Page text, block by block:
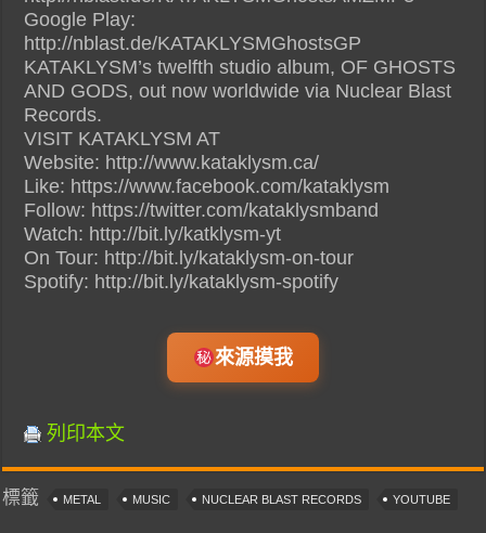
Google Play:
http://nblast.de/KATAKLYSMGhostsGP
KATAKLYSM’s twelfth studio album, OF GHOSTS
AND GODS, out now worldwide via Nuclear Blast
Records.
VISIT KATAKLYSM AT
Website: http://www.kataklysm.ca/
Like: https://www.facebook.com/kataklysm
Follow: https://twitter.com/kataklysmband
Watch: http://bit.ly/katklysm-yt
On Tour: http://bit.ly/kataklysm-on-tour
Spotify: http://bit.ly/kataklysm-spotify
來源摸我
列印本文
標籤 METAL MUSIC NUCLEAR BLAST RECORDS YOUTUBE